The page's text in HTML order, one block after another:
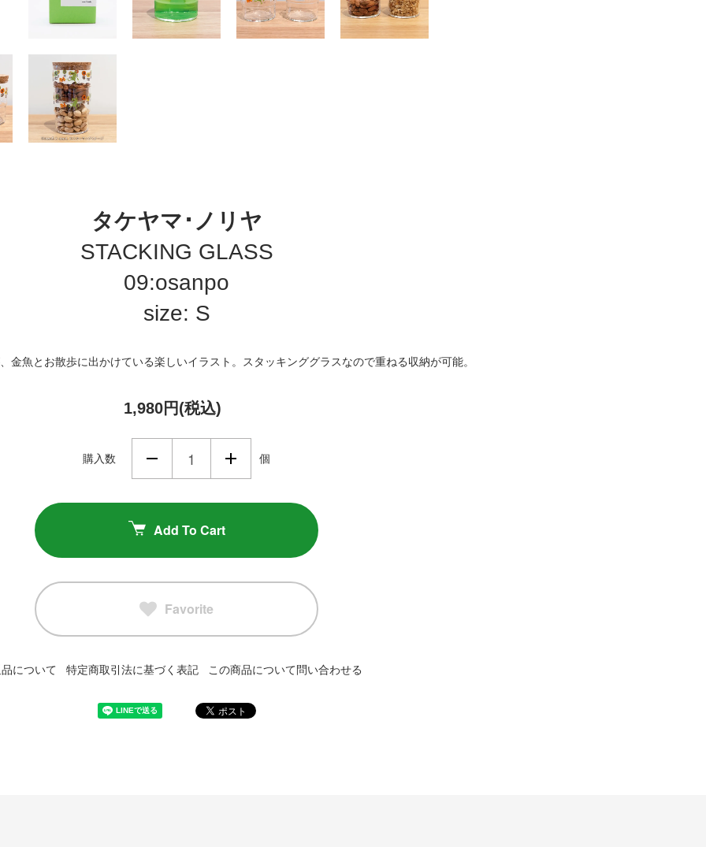
タケヤマ･ノリヤ
STACKING GLASS
09:osanpo
size: S
金魚とお散歩に出かけている楽しいイラスト。スタッキンググラスなので重ねる収納が可能。
1,980円(税込)
購入数 個
Add To Cart
Favorite
について 特定商取引法に基づく表記 この商品について問い合わせる